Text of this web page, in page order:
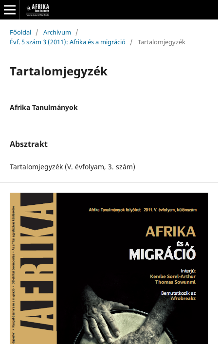
Főoldal / Archívum /
Évf. 5 szám 3 (2011): Afrika és a migráció / Tartalomjegyzék
Tartalomjegyzék
Afrika Tanulmányok
Absztrakt
Tartalomjegyzék (V. évfolyam, 3. szám)